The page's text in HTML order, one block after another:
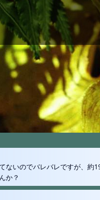
ないのでバレバレですが、約
か？